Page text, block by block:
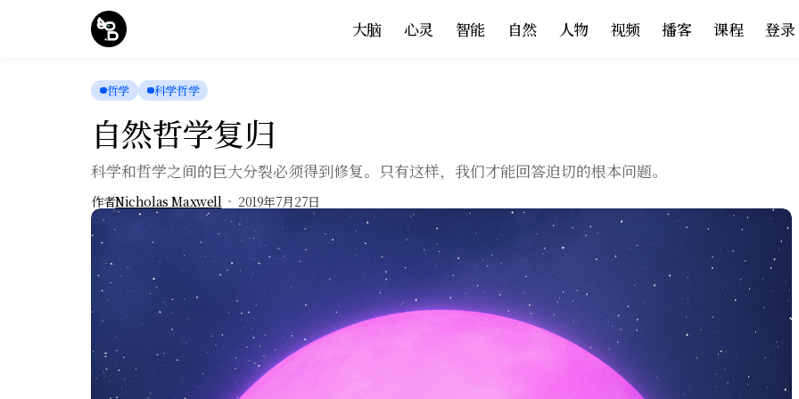
大脑 心灵 智能 自然 人物 视频 播客 课程 登录
哲学 科学哲学
自然哲学复归
科学和哲学之间的巨大分裂必须得到修复。只有这样，我们才能回答迫切的根本问题。
作者Nicholas Maxwell 2019年7月27日